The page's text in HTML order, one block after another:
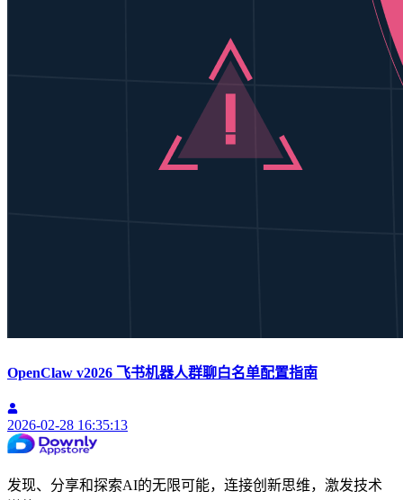
OpenClaw v2026 飞书机器人群聊白名单配置指南
2026-02-28 16:35:13
发现、分享和探索AI的无限可能，连接创新思维，激发技术